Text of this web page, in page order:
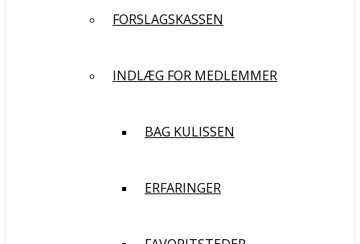
FORSLAGSKASSEN
INDLÆG FOR MEDLEMMER
BAG KULISSEN
ERFARINGER